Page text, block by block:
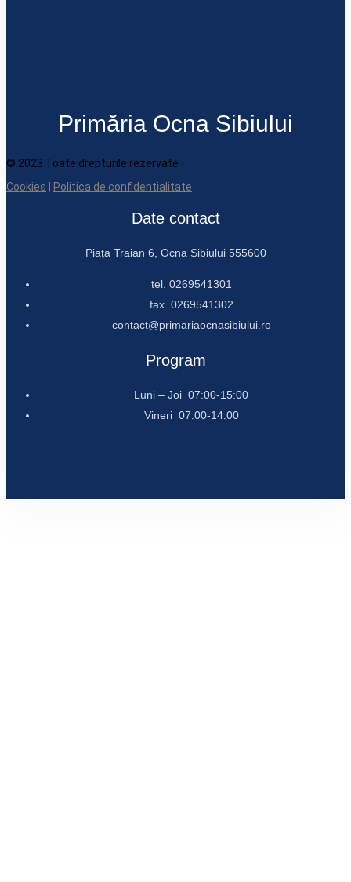
Primăria Ocna Sibiului
© 2023 Toate drepturile rezervate
Cookies
Politica de confidentialitate
Date contact
Piața Traian 6, Ocna Sibiului 555600
tel. 0269541301
fax. 0269541302
contact@primariaocnasibiului.ro
Program
Luni – Joi 07:00-15:00
Vineri 07:00-14:00